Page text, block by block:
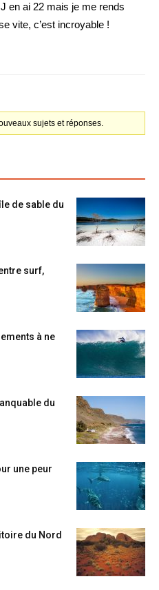
en ai 22 mais je me rends
vite, c’est incroyable !
sujets et réponses.
de sable du
surf,
à ne
du
une peur
du Nord